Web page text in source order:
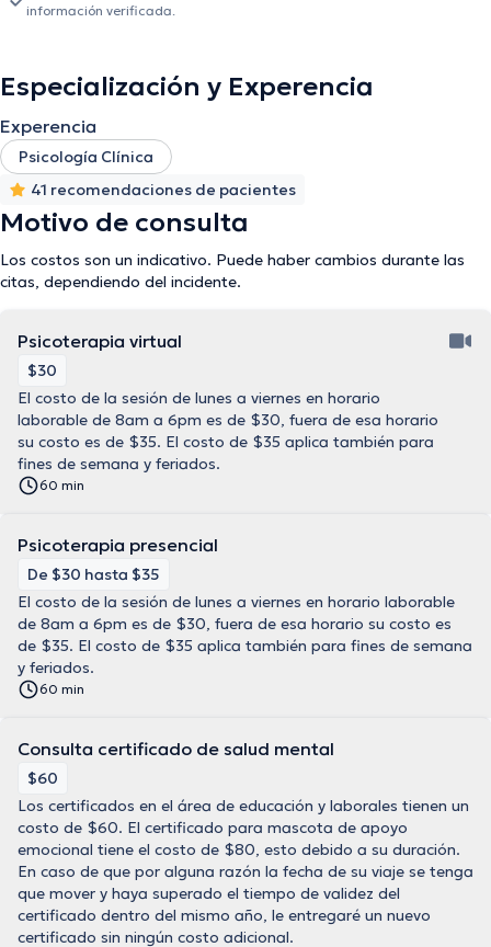
información verificada.
Especialización y Experencia
Experencia
Psicología Clínica
41 recomendaciones de pacientes
Motivo de consulta
Los costos son un indicativo. Puede haber cambios durante las
citas, dependiendo del incidente.
Psicoterapia virtual
$30
El costo de la sesión de lunes a viernes en horario
laborable de 8am a 6pm es de $30, fuera de esa horario
su costo es de $35. El costo de $35 aplica también para
fines de semana y feriados.
60 min
Psicoterapia presencial
De $30 hasta $35
El costo de la sesión de lunes a viernes en horario laborable
de 8am a 6pm es de $30, fuera de esa horario su costo es
de $35. El costo de $35 aplica también para fines de semana
y feriados.
60 min
Consulta certificado de salud mental
$60
Los certificados en el área de educación y laborales tienen un
costo de $60. El certificado para mascota de apoyo
emocional tiene el costo de $80, esto debido a su duración.
En caso de que por alguna razón la fecha de su viaje se tenga
que mover y haya superado el tiempo de validez del
certificado dentro del mismo año, le entregaré un nuevo
certificado sin ningún costo adicional.